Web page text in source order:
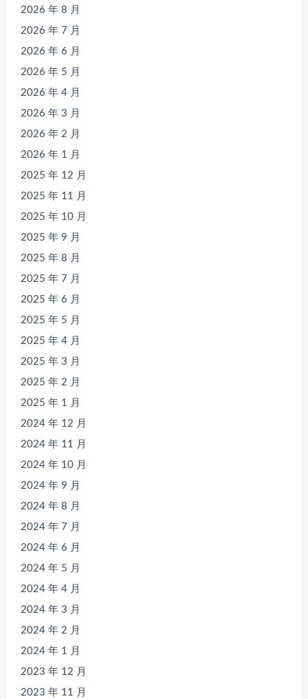
2026 年 8 月
2026 年 7 月
2026 年 6 月
2026 年 5 月
2026 年 4 月
2026 年 3 月
2026 年 2 月
2026 年 1 月
2025 年 12 月
2025 年 11 月
2025 年 10 月
2025 年 9 月
2025 年 8 月
2025 年 7 月
2025 年 6 月
2025 年 5 月
2025 年 4 月
2025 年 3 月
2025 年 2 月
2025 年 1 月
2024 年 12 月
2024 年 11 月
2024 年 10 月
2024 年 9 月
2024 年 8 月
2024 年 7 月
2024 年 6 月
2024 年 5 月
2024 年 4 月
2024 年 3 月
2024 年 2 月
2024 年 1 月
2023 年 12 月
2023 年 11 月